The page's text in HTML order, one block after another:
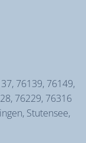
76139, 76149,
76229, 76316
Stutensee,